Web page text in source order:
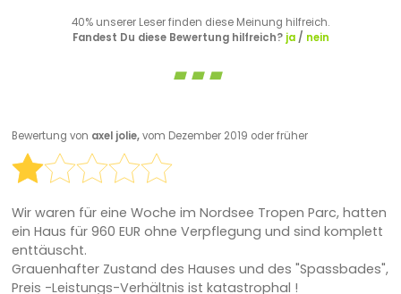
40% unserer Leser finden diese Meinung hilfreich.
Fandest Du diese Bewertung hilfreich? ja/ nein
Bewertung von axel jolie,vom Dezember 2019 oder früher
Wir waren für eine Woche im Nordsee Tropen Parc, hatten
ein Haus für 960 EUR ohne Verpflegung und sind komplett
enttäuscht.
Grauenhafter Zustand des Hauses und des "Spassbades",
Preis -Leistungs-Verhältnis ist katastrophal !